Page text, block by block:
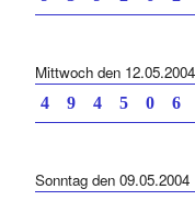
Mittwoch den 12.05.2004
4 9 4 5 0
Sonntag den 09.05.2004